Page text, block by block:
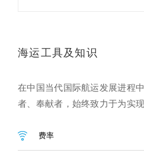
海运工具及知识
在中国当代国际航运发展进程
者、奉献者，始终致力于为实
费率